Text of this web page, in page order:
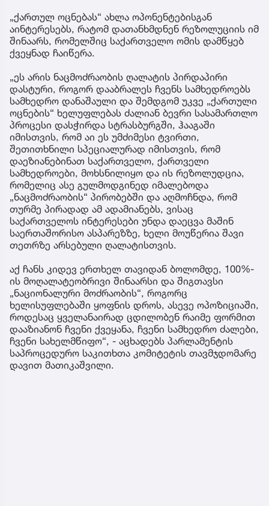
„ქართულ ოცნებას“ ახლა ოპონენტებისგან
აინტერესებს, რატომ დათანხმდნენ რეზოლუციის იმ
შინაარს, რომელშიც საქართველო ომის დამწყებ
ქვეყნად ჩაიწერა.
„ეს არის ნაცმოძრაობის ღალატის პირდაპირი
დასტური, როგორ დააბრალეს ჩვენს სამხედროებს
სამხედრო დანაშაული და შემდგომ უკვე „ქართული
ოცნების“ ხელუფლებას ძალიან ბევრი სასამართლო
პროცესი დასჭირდა სტრასბურგში, ჰააგაში
იმისთვის, რომ აი ეს უმძიმესი ტვირთი,
შეთითხნილი სპეციალურად იმისთვის, რომ
დაეზიანებინათ საქართველო, ქართველი
სამხედროები, მოხსნილიყო და ის რეზოლუდცია,
რომელიც ასე გულმოდგინედ იმალებოდა
„ნაცმოძრაობის“ პირობებში და აღმოჩნდა, რომ
თურმე პირადად ამ ადამიანებს, ვისაც
საქართველოს ინტერესები უნდა დაეცვა მაშინ
საერთაშორისო ასპარეზზე, ხელი მოუწერია შავი
თეთრზე არსებული ღალატისთვის.
აქ ჩანს კიდევ ერთხელ თავიდან ბოლომდე, 100%-
ის მოღალატეობრივი შინაარსი და შიგთავსი
„ნაციონალური მოძრაობის“, როგორც
ხელისუფლებაში ყოფნის დროს, ასევე ოპოზიციაში,
როდესაც ყველანაირად ცდილობენ რაიმე ფორმით
დააზიანონ ჩვენი ქვეყანა, ჩვენი სამხედრო ძალები,
ჩვენი სახელმწიფო“, - აცხადებს პარლამენტის
საპროცედურო საკითხთა კომიტეტის თავმჯდომარე
დავით მათიკაშვილი.